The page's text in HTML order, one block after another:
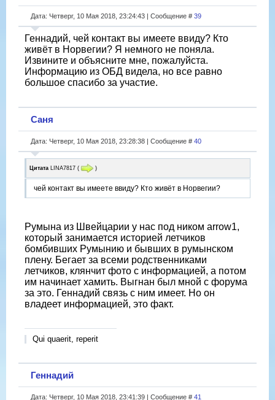
Дата: Четверг, 10 Мая 2018, 23:24:43 | Сообщение # 39
Геннадий, чей контакт вы имеете ввиду? Кто
живёт в Норвегии? Я немного не поняла.
Извините и объясните мне, пожалуйста.
Информацию из ОБД видела, но все равно
большое спасибо за участие.
Саня
Дата: Четверг, 10 Мая 2018, 23:28:38 | Сообщение # 40
Цитата LINA7817 ( )
чей контакт вы имеете ввиду? Кто живёт в Норвегии?
Румына из Швейцарии у нас под ником arrow1,
который занимается историей летчиков
бомбивших Румынию и бывших в румынском
плену. Бегает за всеми родственниками
летчиков, клянчит фото с информацией, а потом
им начинает хамить. Выгнан был мной с форума
за это. Геннадий связь с ним имеет. Но он
владеет информацией, это факт.
Qui quaerit, reperit
Геннадий
Дата: Четверг, 10 Мая 2018, 23:41:39 | Сообщение # 41